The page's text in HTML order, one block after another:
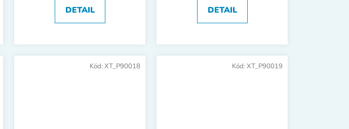
DETAIL DETAIL
Kód: XT_P90018 Kód: XT_P90019